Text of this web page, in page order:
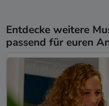
Entdecke weitere
passend für euren